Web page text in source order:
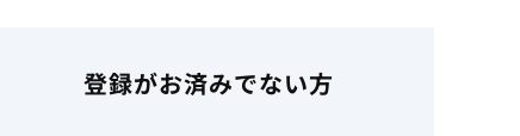
登録がお済みでない方